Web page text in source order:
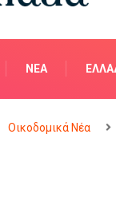
NΈΑ
Οικοδομικά Νέα